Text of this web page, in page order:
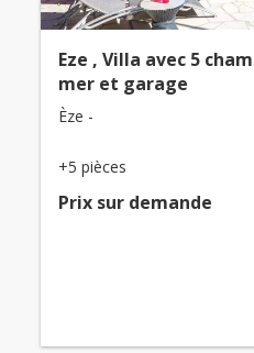
Eze , Villa avec 5
mer et garage
Èze -
+5 pièces
Prix ​​sur demande